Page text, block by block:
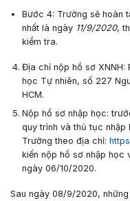
Bước 4: Trường sẽ hoàn
nhất là ngày 11/9/2020,
kiểm tra.
Địa chỉ nộp hồ sơ XNNH:
học Tự nhiên, số 227
HCM.
Nộp hồ sơ nhập học:
quy trình và thủ tục nhập
Trường theo địa chỉ:
kiến nộp hồ sơ nhập học
ngày 06/10/2020.
Sau ngày 08/9/2020,